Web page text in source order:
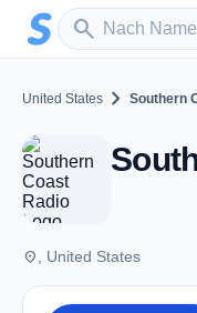
Zum Hauptinhalt springen
search
Sender suchen
United States chevron_right Southern
place , United States